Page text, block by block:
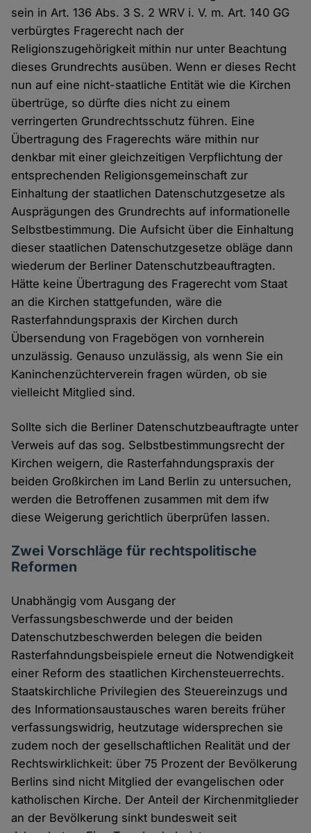
sein in Art. 136 Abs. 3 S. 2 WRV i. V. m. Art. 140 GG
verbürgtes Fragerecht nach der
Religionszugehörigkeit mithin nur unter Beachtung
dieses Grundrechts ausüben. Wenn er dieses Recht
nun auf eine nicht-staatliche Entität wie die Kirchen
übertrüge, so dürfte dies nicht zu einem
verringerten Grundrechtsschutz führen. Eine
Übertragung des Fragerechts wäre mithin nur
denkbar mit einer gleichzeitigen Verpflichtung der
entsprechenden Religionsgemeinschaft zur
Einhaltung der staatlichen Datenschutzgesetze als
Ausprägungen des Grundrechts auf informationelle
Selbstbestimmung. Die Aufsicht über die Einhaltung
dieser staatlichen Datenschutzgesetze obläge dann
wiederum der Berliner Datenschutzbeauftragten.
Hätte keine Übertragung des Fragerecht vom Staat
an die Kirchen stattgefunden, wäre die
Rasterfahndungspraxis der Kirchen durch
Übersendung von Fragebögen von vornherein
unzulässig. Genauso unzulässig, als wenn Sie ein
Kaninchenzüchterverein fragen würden, ob sie
vielleicht Mitglied sind.
Sollte sich die Berliner Datenschutzbeauftragte unter
Verweis auf das sog. Selbstbestimmungsrecht der
Kirchen weigern, die Rasterfahndungspraxis der
beiden Großkirchen im Land Berlin zu untersuchen,
werden die Betroffenen zusammen mit dem ifw
diese Weigerung gerichtlich überprüfen lassen.
Zwei Vorschläge für rechtspolitische
Reformen
Unabhängig vom Ausgang der
Verfassungsbeschwerde und der beiden
Datenschutzbeschwerden belegen die beiden
Rasterfahndungsbeispiele erneut die Notwendigkeit
einer Reform des staatlichen Kirchensteuerrechts.
Staatskirchliche Privilegien des Steuereinzugs und
des Informationsaustausches waren bereits früher
verfassungswidrig, heutzutage widersprechen sie
zudem noch der gesellschaftlichen Realität und der
Rechtswirklichkeit: über 75 Prozent der Bevölkerung
Berlins sind nicht Mitglied der evangelischen oder
katholischen Kirche. Der Anteil der Kirchenmitglieder
an der Bevölkerung sinkt bundesweit seit